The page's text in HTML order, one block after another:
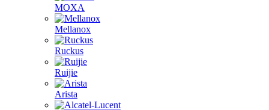
MOXA
Mellanox
Ruckus
Ruijie
Arista